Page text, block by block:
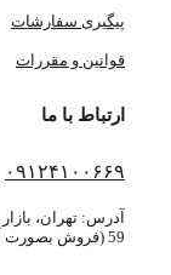
پیگیری سفارشات
قوانین و مقررات
ارتباط با ما
۰۹۱۲۴۱۰۰۶۶۹
آدرس: تهران،
59 (فروش بصورت آنلاین می باشد)